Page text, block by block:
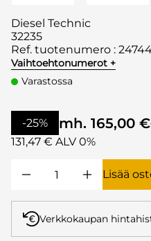
Diesel Technic
32235
Ref. tuotenumero :
Vaihtoehtonumerot +
Varastossa
-25% mh. 165,00 €
131,47 € ALV 0%
Lisää
Verkkokaupan